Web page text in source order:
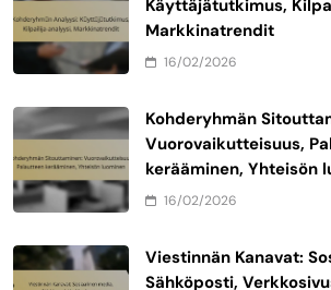
Käyttäjätutkimus,
Markkinatrendit
16/02/2026
Kohderyhmän
Vuorovaikutteisuus,
kerääminen, Yhteisön
16/02/2026
Viestinnän Kanavat:
Sähköposti,